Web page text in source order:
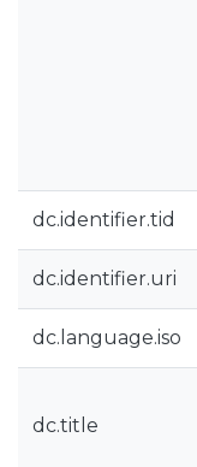
dc.identifier.tid
dc.identifier.uri
dc.language.iso
dc.title